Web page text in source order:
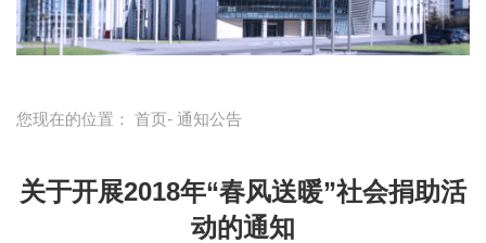
您现在的位置： 首页- 通知公告
关于开展2018年“春风送暖”社会捐助活
动的通知